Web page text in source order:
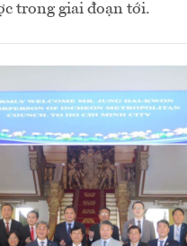
trong giai đoạn tới.